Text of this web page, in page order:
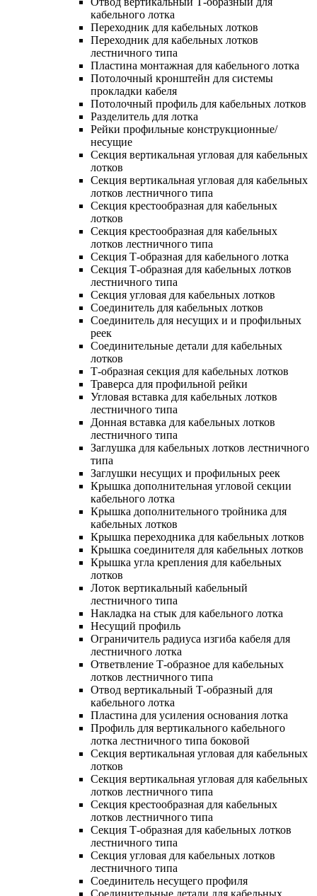
кабельного лотка
Переходник для кабельных лотков
Переходник для кабельных лотков
лестничного типа
Пластина монтажная для кабельного лотка
Потолочный кронштейн для системы
прокладки кабеля
Потолочный профиль для кабельных лотков
Разделитель для лотка
Рейки профильные конструкционные/
несущие
Секция вертикальная угловая для кабельных
лотков
Секция вертикальная угловая для кабельных
лотков лестничного типа
Секция крестообразная для кабельных
лотков
Секция крестообразная для кабельных
лотков лестничного типа
Секция Т-образная для кабельного лотка
Секция Т-образная для кабельных лотков
лестничного типа
Секция угловая для кабельных лотков
Соединитель для кабельных лотков
Соединитель для несущих и и профильных
реек
Соединительные детали для кабельных
лотков
Т-образная секция для кабельных лотков
Траверса для профильной рейки
Угловая вставка для кабельных лотков
лестничного типа
Донная вставка для кабельных лотков
лестничного типа
Заглушка для кабельных лотков лестничного
типа
Заглушки несущих и профильных реек
Крышка дополнительная угловой секции
кабельного лотка
Крышка дополнительного тройника для
кабельных лотков
Крышка переходника для кабельных лотков
Крышка соединителя для кабельных лотков
Крышка угла крепления для кабельных
лотков
Лоток вертикальный кабельный
лестничного типа
Накладка на стык для кабельного лотка
Несущий профиль
Ограничитель радиуса изгиба кабеля для
лестничного лотка
Ответвление Т-образное для кабельных
лотков лестничного типа
Отвод вертикальный Т-образный для
кабельного лотка
Пластина для усиления основания лотка
Профиль для вертикального кабельного
лотка лестничного типа боковой
Секция вертикальная угловая для кабельных
лотков
Секция вертикальная угловая для кабельных
лотков лестничного типа
Секция крестообразная для кабельных
лотков лестничного типа
Секция Т-образная для кабельных лотков
лестничного типа
Секция угловая для кабельных лотков
лестничного типа
Соединитель несущего профиля
Соединительные детали для кабельных